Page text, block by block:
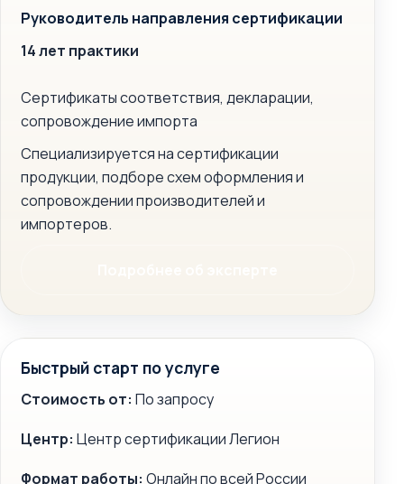
Руководитель направления сертификации
14 лет практики
Сертификаты соответствия, декларации,
сопровождение импорта
Специализируется на сертификации
продукции, подборе схем оформления и
сопровождении производителей и
импортеров.
Быстрый старт по услуге
Стоимость от: По запросу
Центр: Центр сертификации Легион
Формат работы: Онлайн по всей России